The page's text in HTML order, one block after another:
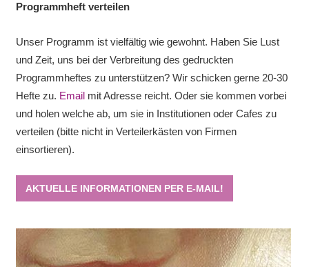
Programmheft verteilen
Unser Programm ist vielfältig wie gewohnt. Haben Sie Lust
und Zeit, uns bei der Verbreitung des gedruckten
Programmheftes zu unterstützen? Wir schicken gerne 20-30
Hefte zu. Emailmit Adresse reicht. Oder sie kommen vorbei
und holen welche ab, um sie in Institutionen oder Cafes zu
verteilen (bitte nicht in Verteilerkästen von Firmen
einsortieren).
AKTUELLE INFORMATIONEN PER E-MAIL!